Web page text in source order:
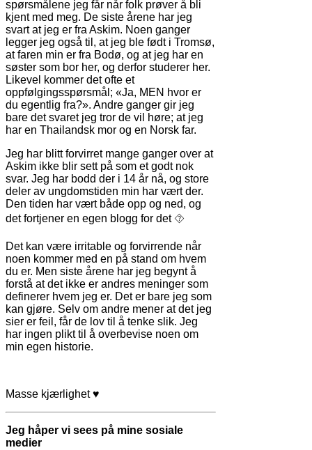
spørsmålene jeg får når folk prøver å bli
kjent med meg. De siste årene har jeg
svart at jeg er fra Askim. Noen ganger
legger jeg også til, at jeg ble født i Tromsø,
at faren min er fra Bodø, og at jeg har en
søster som bor her, og derfor studerer her.
Likevel kommer det ofte et
oppfølgingsspørsmål; «Ja, MEN hvor er
du egentlig fra?». Andre ganger gir jeg
bare det svaret jeg tror de vil høre; at jeg
har en Thailandsk mor og en Norsk far.
Jeg har blitt forvirret mange ganger over at
Askim ikke blir sett på som et godt nok
svar. Jeg har bodd der i 14 år nå, og store
deler av ungdomstiden min har vært der.
Den tiden har vært både opp og ned, og
det fortjener en egen blogg for det ⯑
Det kan være irritable og forvirrende når
noen kommer med en på stand om hvem
du er. Men siste årene har jeg begynt å
forstå at det ikke er andres meninger som
definerer hvem jeg er. Det er bare jeg som
kan gjøre. Selv om andre mener at det jeg
sier er feil, får de lov til å tenke slik. Jeg
har ingen plikt til å overbevise noen om
min egen historie.
Masse kjærlighet ♥
Jeg håper vi sees på mine sosiale
medier